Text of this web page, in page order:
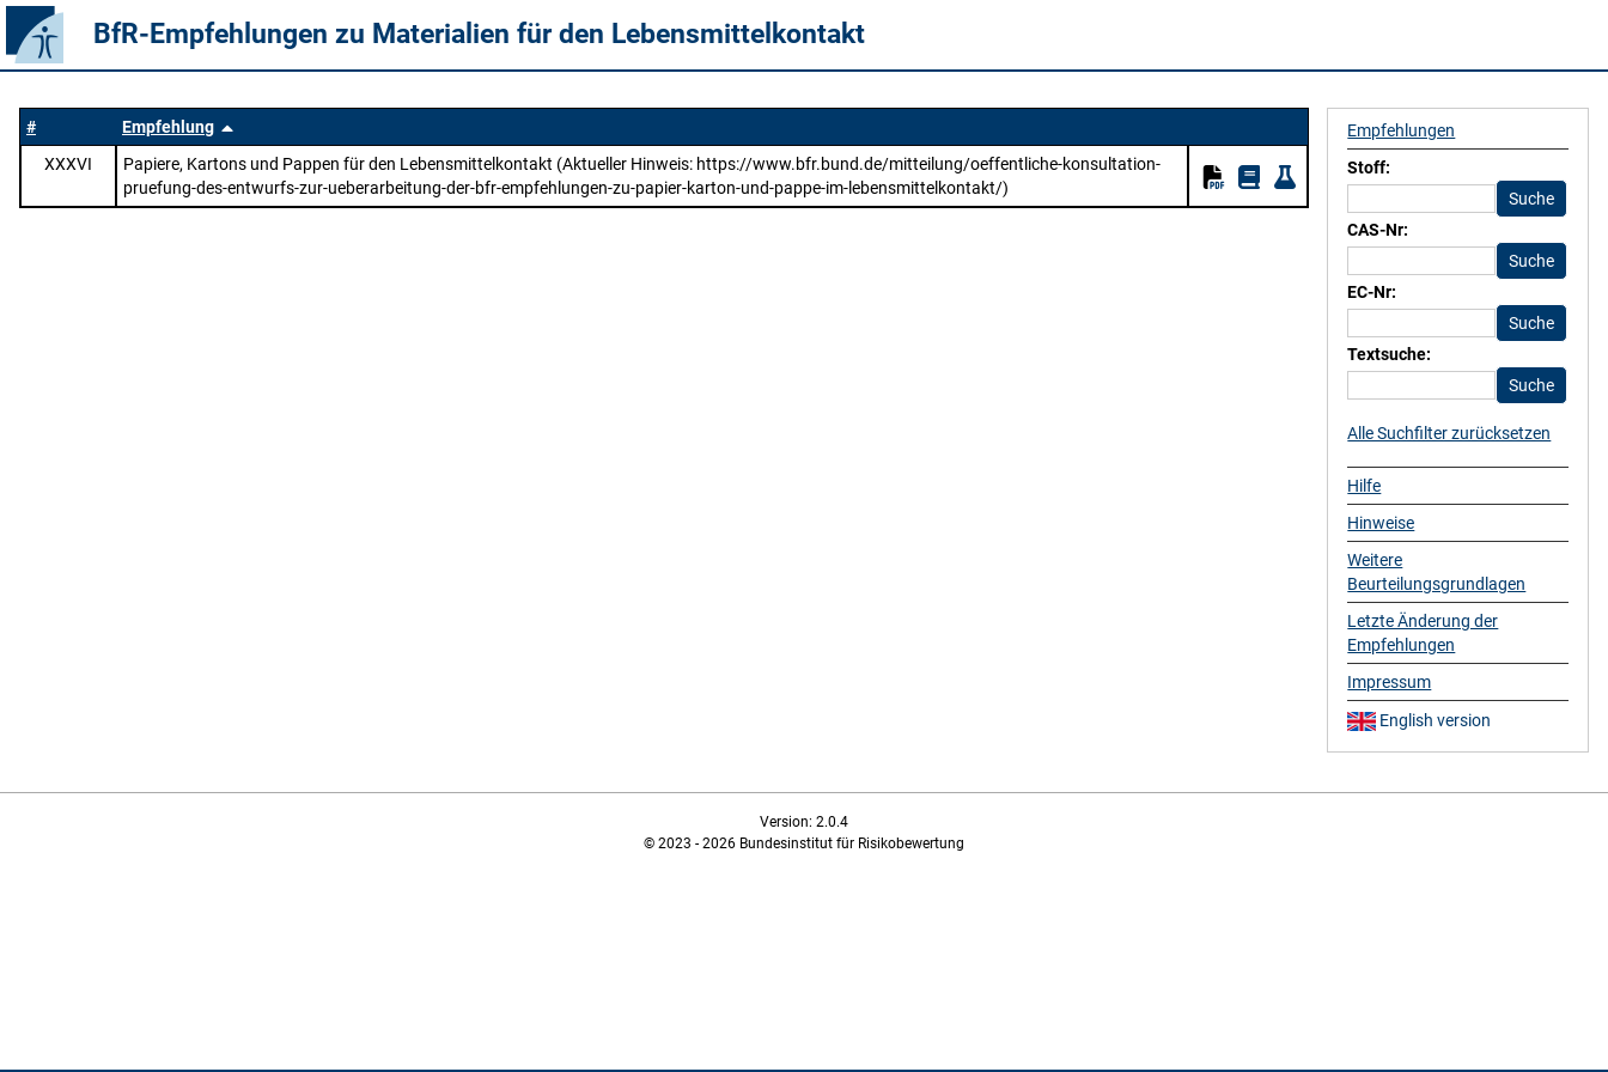
BfR-Empfehlungen zu Materialien für den Lebensmittelkontakt
#
Empfehlung
XXXVI
Papiere, Kartons und Pappen für den Lebensmittelkontakt (Aktueller Hinweis: https://www.bfr.bund.de/mitteilung/oeffentliche-konsultation-
pruefung-des-entwurfs-zur-ueberarbeitung-der-bfr-empfehlungen-zu-papier-karton-und-pappe-im-lebensmittelkontakt/)
Empfehlungen
Stoff:
CAS-Nr:
EC-Nr:
Textsuche:
Alle Suchfilter zurücksetzen
Hilfe
Hinweise
Weitere
Beurteilungsgrundlagen
Letzte Änderung der
Empfehlungen
Impressum
English version
Version: 2.0.4
© 2023 - 2026 Bundesinstitut für Risikobewertung